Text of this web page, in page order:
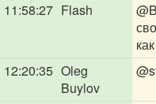
11:58:27 Flash
12:20:35 Oleg
Buylov